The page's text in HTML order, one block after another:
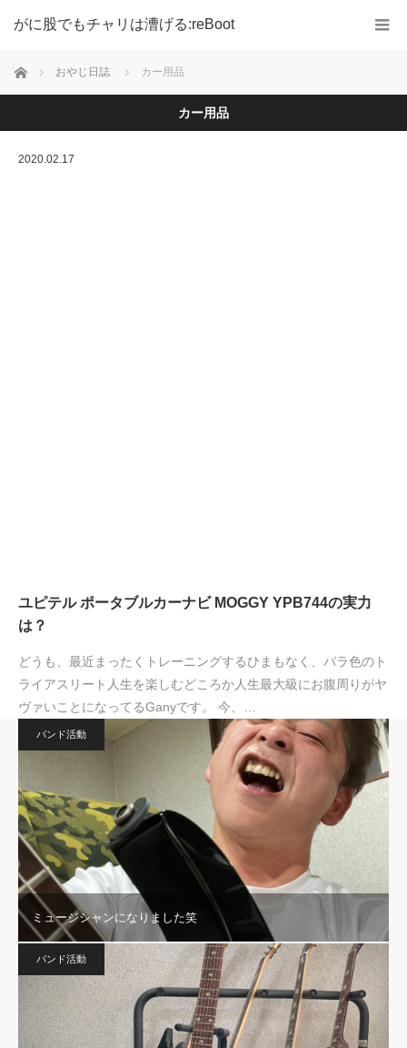
がに股でもチャリは漕げる:reBoot
ホーム おやじ日誌 カー用品
カー用品
2020.02.17
ユピテル ポータブルカーナビ MOGGY YPB744の実力
は？
どうも、最近まったくトレーニングするひまもなく、バラ色のト
ライアスリート人生を楽しむどころか人生最大級にお腹周りがヤ
ヴァいことになってるGanyです。 今、…
バンド活動
ミュージシャンになりました笑
バンド活動